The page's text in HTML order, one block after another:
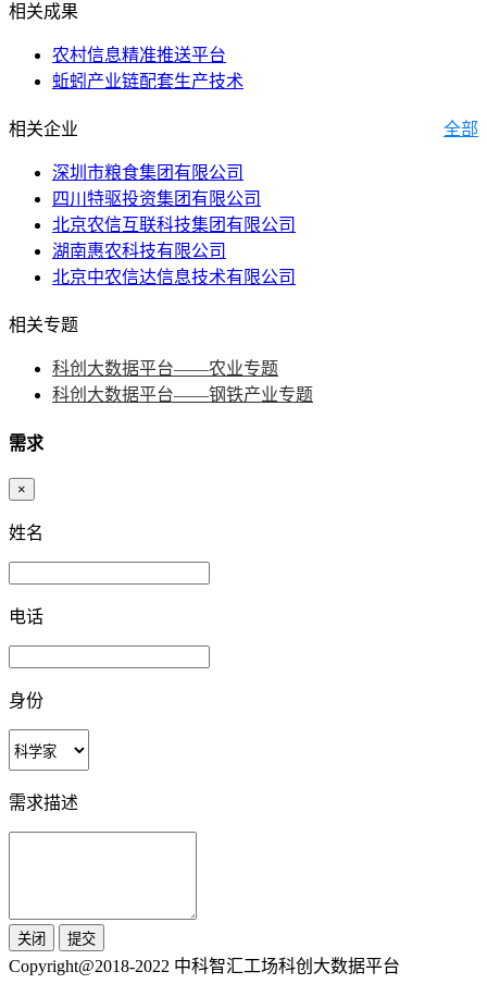
相关成果
农村信息精准推送平台
蚯蚓产业链配套生产技术
相关企业 全部
深圳市粮食集团有限公司
四川特驱投资集团有限公司
北京农信互联科技集团有限公司
湖南惠农科技有限公司
北京中农信达信息技术有限公司
相关专题
科创大数据平台——农业专题
科创大数据平台——钢铁产业专题
需求
×
姓名
电话
身份
需求描述
关闭 提交
Copyright@2018-2022 中科智汇工场科创大数据平台